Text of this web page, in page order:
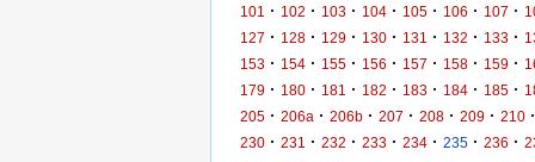
101
· 102 · 103 · 104 · 105 · 106 · 107 ·
127 · 128 · 129 · 130 · 131 · 132 · 133 ·
153 · 154 · 155 · 156 · 157 · 158 · 159 ·
179 · 180 · 181 · 182 · 183 · 184 · 185 ·
205 · 206a · 206b · 207 · 208 · 209 · 210 ·
230 · 231 · 232 · 233 · 234 · 235 · 236 ·